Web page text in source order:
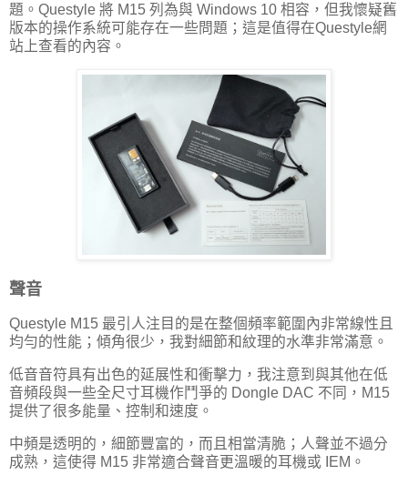
題。Questyle 將 M15 列為與 Windows 10 相容，但我懷疑舊
版本的操作系統可能存在一些問題；這是值得在Questyle網
站上查看的內容。
聲音
Questyle M15 最引人注目的是在整個頻率範圍內非常線性且
均勻的性能；傾角很少，我對細節和紋理的水準非常滿意。
低音音符具有出色的延展性和衝擊力，我注意到與其他在低
音頻段與一些全尺寸耳機作鬥爭的 Dongle DAC 不同，M15
提供了很多能量、控制和速度。
中頻是透明的，細節豐富的，而且相當清脆；人聲並不過分
成熟，這使得 M15 非常適合聲音更溫暖的耳機或 IEM。